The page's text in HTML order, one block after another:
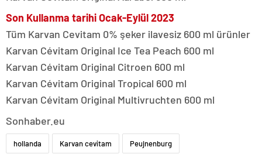
Son Kullanma tarihi Ocak-Eylül 2023
Tüm Karvan Cevitam 0% şeker ilavesiz 600 ml ürünler
Karvan Cévitam Original Ice Tea Peach 600 ml
Karvan Cévitam Original Citroen 600 ml
Karvan Cévitam Original Tropical 600 ml
Karvan Cévitam Original Multivruchten 600 ml
Sonhaber.eu
hollanda Karvan cevitam Peujnenburg